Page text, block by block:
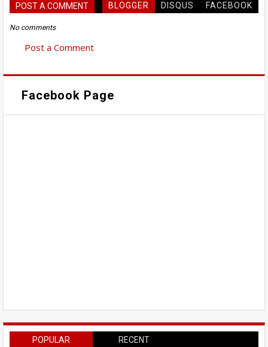
POST A COMMENT BLOGGER DISQUS FACEBOOK
No comments
Post a Comment
Facebook Page
POPULAR RECENT